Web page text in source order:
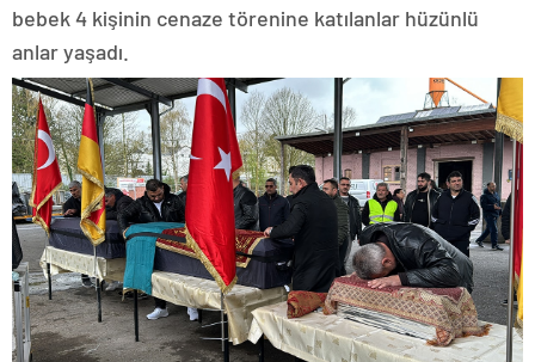
bebek 4 kişinin cenaze törenine katılanlar hüzünlü
anlar yaşadı.